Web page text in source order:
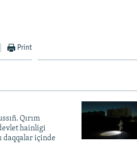
Print
Qırım
hainligi
daqqalar içinde